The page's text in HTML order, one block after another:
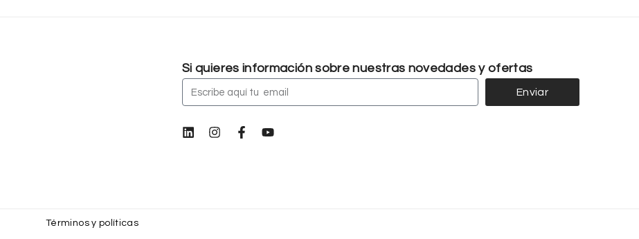
Si quieres información sobre nuestras novedades y ofertas
Enviar
Términos y políticas